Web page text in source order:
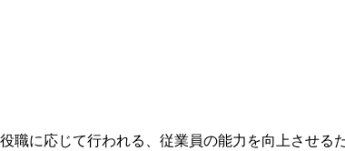
職に応じて行われる、従業員の能力を向上させる